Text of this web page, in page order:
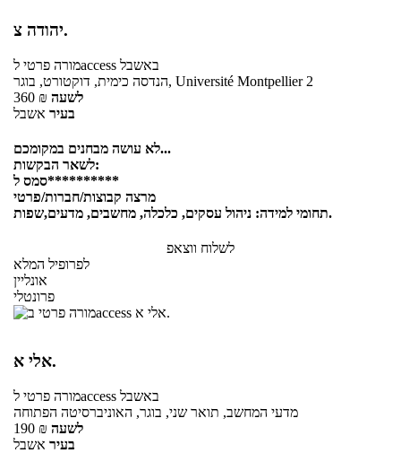
יהודה צ.
מורה פרטילaccess באשבל
הנדסה כימית, דוקטורט, בוגר, Université Montpellier 2
360 ₪ לשעה
בעיר אשבל
לא עושה מבחנים במקומכם...
לשאר הבקשות:
סמס ל**********
מרצה קבוצות/חברות/פרטי
תחומי למידה: ניהול עסקים, כלכלה, מחשבים, מדעים,שפות.
לשלוח ווצאפ
לפרופיל המלא
אונליין
פרונטלי
אלי א.
מורה פרטילaccess באשבל
מדעי המחשב, תואר שני, בוגר, האוניברסיטה הפתוחה
190 ₪ לשעה
בעיר אשבל